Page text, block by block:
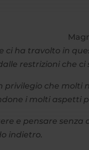
ci ha travolto in
restrizioni che ci
privilegio che molti
i molti aspetti
e pensare
indietro.